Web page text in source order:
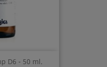
D6 - 50 ml.